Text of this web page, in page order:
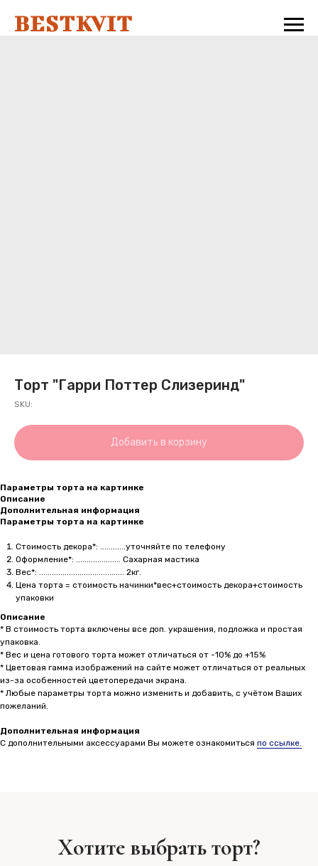
Торт "Гарри Поттер Слизеринд"
SKU:
Добавить в корзину
Параметры торта на картинке
Описание
Дополнительная информация
Параметры торта на картинке
Стоимость декора*: ............уточняйте по телефону
Оформление*: ..................... Сахарная мастика
Вес*: ........................................ 2кг.
Цена торта = стоимость начинки*вес+стоимость декора+стоимость
упаковки
Описание
* В стоимость торта включены все доп. украшения, подложка и простая
упаковка.
* Вес и цена готового торта может отличаться от -10% до +15%
* Цветовая гамма изображений на сайте может отличаться от реальных
из-за особенностей цветопередачи экрана.
* Любые параметры торта можно изменить и добавить, с учётом Ваших
пожеланий.
Дополнительная информация
С дополнительными аксессуарами Вы можете ознакомиться по ссылке.
Хотите выбрать торт?